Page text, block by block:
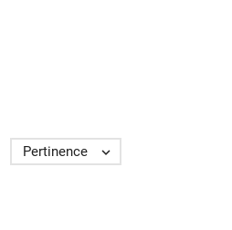
Pertinence 